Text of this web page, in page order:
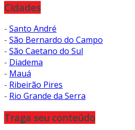
Cidades
- Santo André
- São Bernardo do Campo
- São Caetano do Sul
- Diadema
- Mauá
- Ribeirão Pires
- Rio Grande da Serra
Traga seu conteúdo